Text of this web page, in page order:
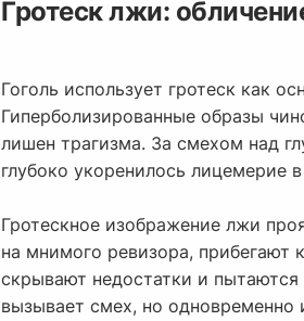
Гротеск лжи:
Гоголь использует гротеск как
Гиперболизированные образы
лишен трагизма. За смехом над
глубоко укоренилось лицемерие
Гротескное изображение лжи
на мнимого ревизора,
скрывают недостатки и
вызывает смех, но одновременно